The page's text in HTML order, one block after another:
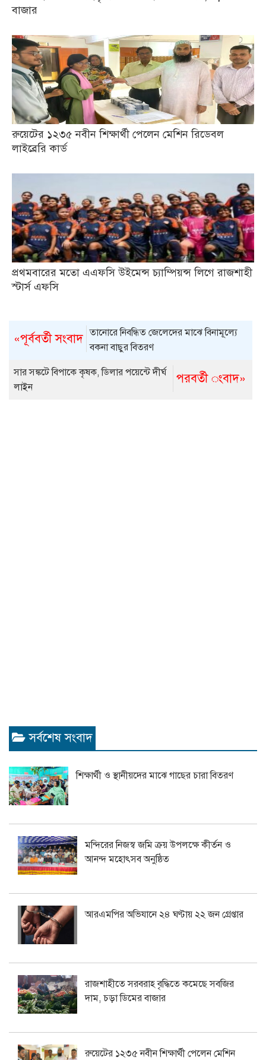
বাজার
রুয়েটের ১২৩৫ নবীন শিক্ষার্থী পেলেন মেশিন রিডেবল
লাইব্রেরি কার্ড
প্রথমবারের মতো এএফসি উইমেন্স চ্যাম্পিয়ন্স লিগে রাজশাহী
স্টার্স এফসি
«পূর্ববর্তী সংবাদ তানোরে নিবন্ধিত জেলেদের মাঝে বিনামূল্যে
বকনা বাছুর বিতরণ
পরবর্তী ংবাদ»
সার সঙ্কটে বিপাকে কৃষক, ডিলার পয়েন্টে দীর্ঘ
লাইন
সর্বশেষ সংবাদ
শিক্ষার্থী ও স্থানীয়দের মাঝে গাছের চারা বিতরণ
মন্দিরের নিজস্ব জমি ক্রয় উপলক্ষে কীর্তন ও
আনন্দ মহোৎসব অনুষ্ঠিত
আরএমপির অভিযানে ২৪ ঘণ্টায় ২২ জন গ্রেপ্তার
রাজশাহীতে সরবরাহ বৃদ্ধিতে কমেছে সবজির
দাম, চড়া ডিমের বাজার
রুয়েটের ১২৩৫ নবীন শিক্ষার্থী পেলেন মেশিন